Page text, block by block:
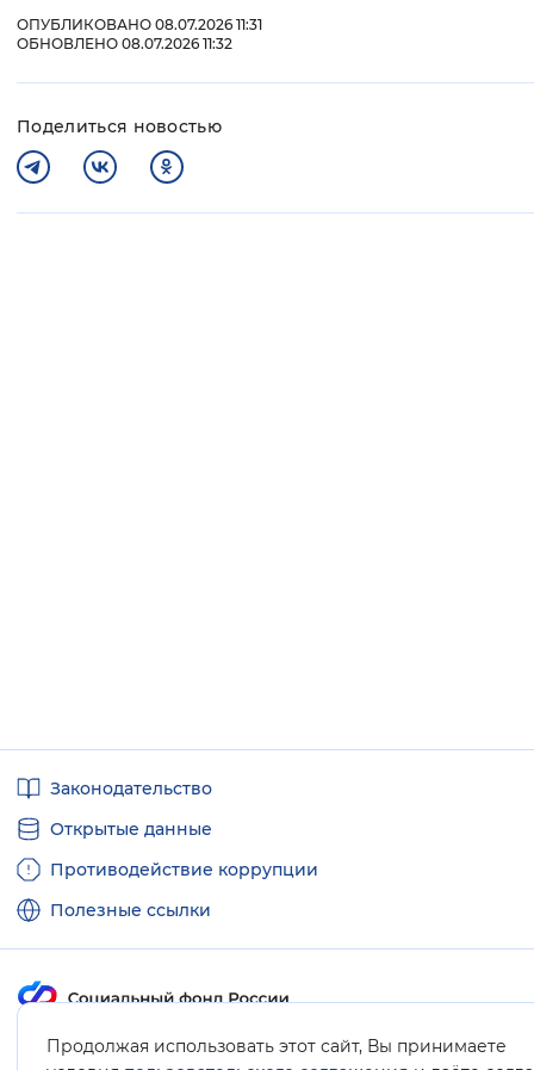
ОПУБЛИКОВАНО 08.07.2026 11:31
ОБНОВЛЕНО 08.07.2026 11:32
Поделиться новостью
Продолжая использовать этот сайт, Вы принимаете
ссылкиЗаконодательство
Открытые данные
Противодействие коррупции
Полезные ссылки
Карта сайта